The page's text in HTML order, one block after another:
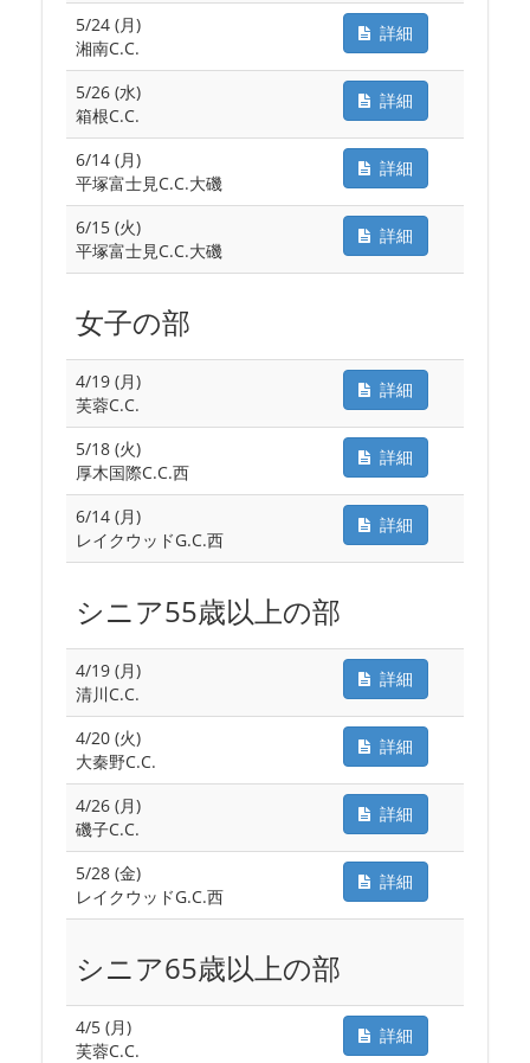
5/24 (月)
湘南C.C.
詳細
5/26 (水)
箱根C.C.
詳細
6/14 (月)
平塚富士見C.C.大磯
詳細
6/15 (火)
平塚富士見C.C.大磯
詳細
女子の部
4/19 (月)
芙蓉C.C.
詳細
5/18 (火)
厚木国際C.C.西
詳細
6/14 (月)
レイクウッドG.C.西
詳細
シニア55歳以上の部
4/19 (月)
清川C.C.
詳細
4/20 (火)
大秦野C.C.
詳細
4/26 (月)
磯子C.C.
詳細
5/28 (金)
レイクウッドG.C.西
詳細
シニア65歳以上の部
4/5 (月)
芙蓉C.C.
詳細